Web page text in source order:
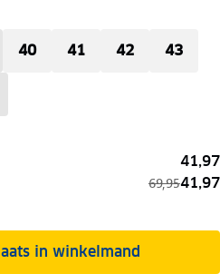
40 41 42 43
41,97
69,9541,97
in winkelmand